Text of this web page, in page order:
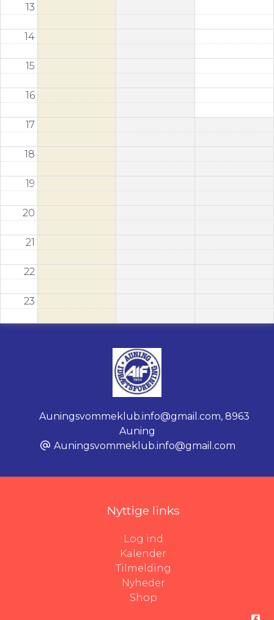
13
14
15
16
17
18
19
20
21
22
23
Auningsvommeklub.info@gmail.com, 8963
Auning
Auningsvommeklub.info@gmail.com
Nyttige links
Log ind
Kalender
Tilmelding
Nyheder
Shop